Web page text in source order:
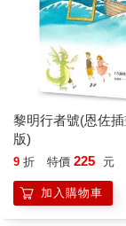
靠西邊的一個島，
上的紅港，受到十
天前離開紅港，航
島。這樣總計下來
也已經有四百多海
「不知道，陛下，
們。」
「那是不可能的事
「那麼，」老脾氣
賈思潘這時建議大
黎明行者號(恩佐
版)
9 折 特價 225 元
加入購物車